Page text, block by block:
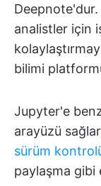
analistler için
bilimi
Jupyter'e
arayüzü
sürüm
paylaşma gibi